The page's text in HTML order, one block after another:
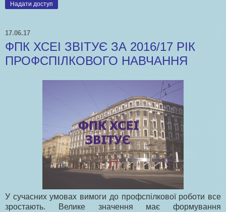
Надати доступ
17.06.17
ФПК ХСЕІ ЗВІТУЄ ЗА 2016/17 РІК
ПРОФСПІЛКОВОГО НАВЧАННЯ
У сучасних умовах вимоги до профспілкової роботи все
зростають. Велике значення має формування